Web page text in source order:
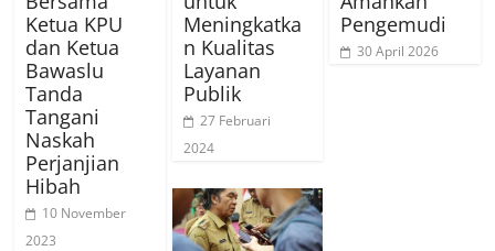
Ketua KPU
dan Ketua
Bawaslu
Tanda
Tangani
Naskah
Perjanjian
Hibah
10 November
2023
Meningkatka
n Kualitas
Layanan
Publik
27 Februari
2024
Pengemudi
30 April 2026